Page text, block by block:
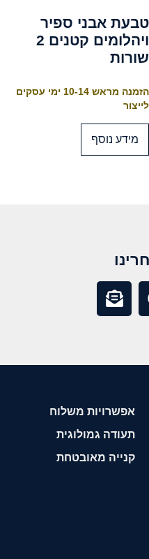
טבעת אבני ספיר
ויהלומים קטנים 2
שורות
הזמנה מראש 10-14 ימי עסקים
לייצור
מידע נוסף
אפשרויות משלוח
תעודה גמולוגית
קנייה מאובטחת